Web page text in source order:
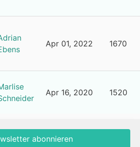
Apr 01, 2022 1670
Apr 16, 2020 1520
abonnieren